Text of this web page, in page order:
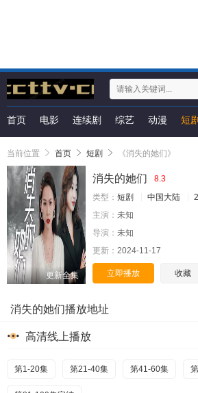
首页 电影 连续剧 综艺 动漫 短剧
当前位置 首页 短剧 《消失的她们》
更新全集
消失的她们
8.3
类型： 短剧 中国大陆
主演： 未知
导演： 未知
更新： 2024-11-17
立即播放 收藏
消失的她们播放地址
高清线上播放
第1-20集 第21-40集 第41-60集